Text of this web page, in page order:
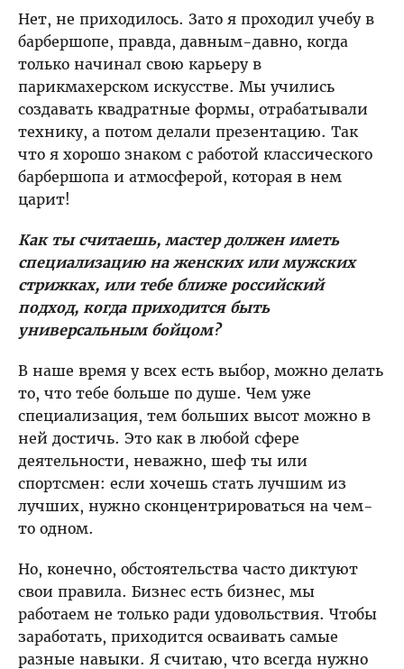
Нет, не приходилось. Зато я проходил учебу в
барбершопе, правда, давным-давно, когда
только начинал свою карьеру в
парикмахерском искусстве. Мы учились
создавать квадратные формы, отрабатывали
технику, а потом делали презентацию. Так
что я хорошо знаком с работой классического
барбершопа и атмосферой, которая в нем
царит!
Как ты считаешь, мастер должен иметь
специализацию на женских или мужских
стрижках, или тебе ближе российский
подход, когда приходится быть
универсальным бойцом?
В наше время у всех есть выбор, можно делать
то, что тебе больше по душе. Чем уже
специализация, тем больших высот можно в
ней достичь. Это как в любой сфере
деятельности, неважно, шеф ты или
спортсмен: если хочешь стать лучшим из
лучших, нужно сконцентрироваться на чем-
то одном.
Но, конечно, обстоятельства часто диктуют
свои правила. Бизнес есть бизнес, мы
работаем не только ради удовольствия. Чтобы
заработать, приходится осваивать самые
разные навыки. Я считаю, что всегда нужно